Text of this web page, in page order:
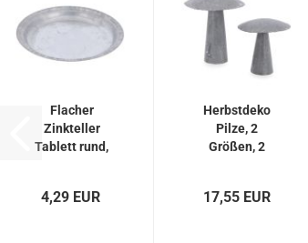
Flacher
Zinkteller
Tablett rund,
4,29 EUR
Herbstdeko
Pilze, 2
Größen, 2
17,55 EUR